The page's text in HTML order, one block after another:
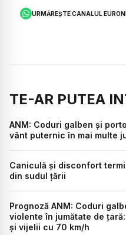
URMĂREȘTE CANALUL
TE-AR PUTEA
ANM: Coduri galben și
vânt puternic în mai multe
Caniculă și disconfort
din sudul țării
Prognoză ANM: Coduri
violente în jumătate de
și vijelii cu 70 km/h